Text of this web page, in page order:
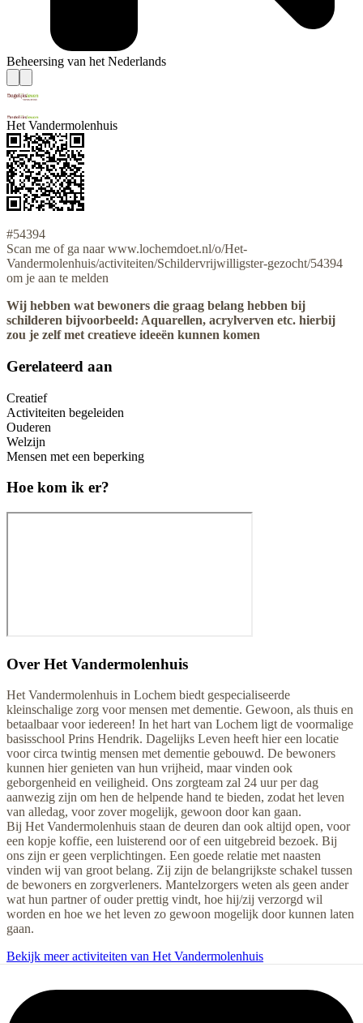
Beheersing van het Nederlands
Het Vandermolenhuis
#54394
Scan me of ga naar www.lochemdoet.nl/o/Het-
Vandermolenhuis/activiteiten/Schildervrijwilligster-gezocht/54394
om je aan te melden
Wij hebben wat bewoners die graag belang hebben bij
schilderen bijvoorbeeld: Aquarellen, acrylverven etc. hierbij
zou je zelf met creatieve ideeën kunnen komen
Gerelateerd aan
Creatief
Activiteiten begeleiden
Ouderen
Welzijn
Mensen met een beperking
Hoe kom ik er?
Over Het Vandermolenhuis
Het Vandermolenhuis in Lochem biedt gespecialiseerde
kleinschalige zorg voor mensen met dementie. Gewoon, als thuis en
betaalbaar voor iedereen! In het hart van Lochem ligt de voormalige
basisschool Prins Hendrik. Dagelijks Leven heeft hier een locatie
voor circa twintig mensen met dementie gebouwd. De bewoners
kunnen hier genieten van hun vrijheid, maar vinden ook
geborgenheid en veiligheid. Ons zorgteam zal 24 uur per dag
aanwezig zijn om hen de helpende hand te bieden, zodat het leven
van alledag, voor zover mogelijk, gewoon door kan gaan.
Bij Het Vandermolenhuis staan de deuren dan ook altijd open, voor
een kopje koffie, een luisterend oor of een uitgebreid bezoek. Bij
ons zijn er geen verplichtingen. Een goede relatie met naasten
vinden wij van groot belang. Zij zijn de belangrijkste schakel tussen
de bewoners en zorgverleners. Mantelzorgers weten als geen ander
wat hun partner of ouder prettig vindt, hoe hij/zij verzorgd wil
worden en hoe we het leven zo gewoon mogelijk door kunnen laten
gaan.
Bekijk meer activiteiten van Het Vandermolenhuis